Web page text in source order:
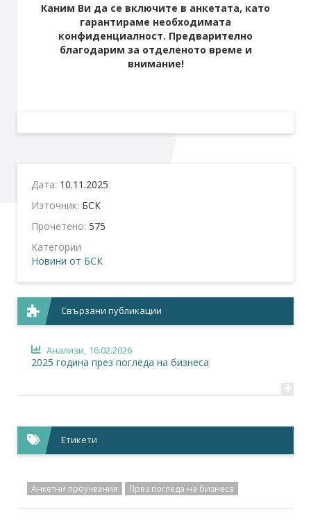
Каним Ви да се включите в анкетата, като
гарантираме необходимата
конфиденциалност. Предварително
благодарим за отделеното време и
внимание!
Дата: 10.11.2025
Източник: БСК
Прочетено: 575
Категории
Новини от БСК
Свързани публикации
Анализи, 16.02.2026
2025 година през погледа на бизнеса
+
Етикети
Анкетни проучвания През погледа на бизнеса